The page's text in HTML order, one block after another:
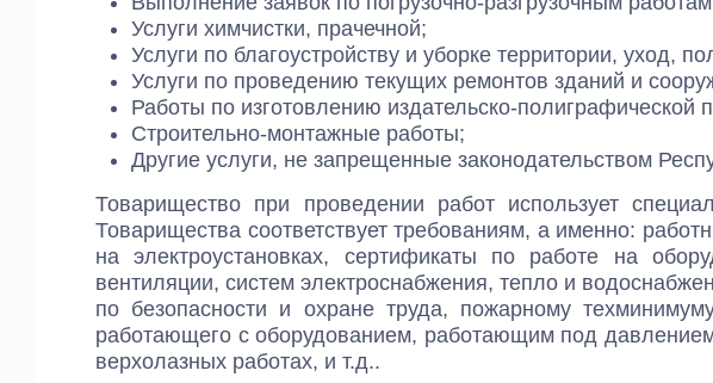
Услуги химчистки, прачечной;
Услуги по благоустройству и уборке территории, уход,
Услуги по проведению текущих ремонтов зданий и
Работы по изготовлению издательско-полиграфической
Строительно-монтажные работы;
Другие услуги, не запрещенные законодательством
Товарищество при проведении работ использует
Товарищества соответствует требованиям, а именно:
на электроустановках, сертификаты по работе на
вентиляции, систем электроснабжения, тепло и
по безопасности и охране труда, пожарному
работающего с оборудованием, работающим под
верхолазных работах, и т.д..